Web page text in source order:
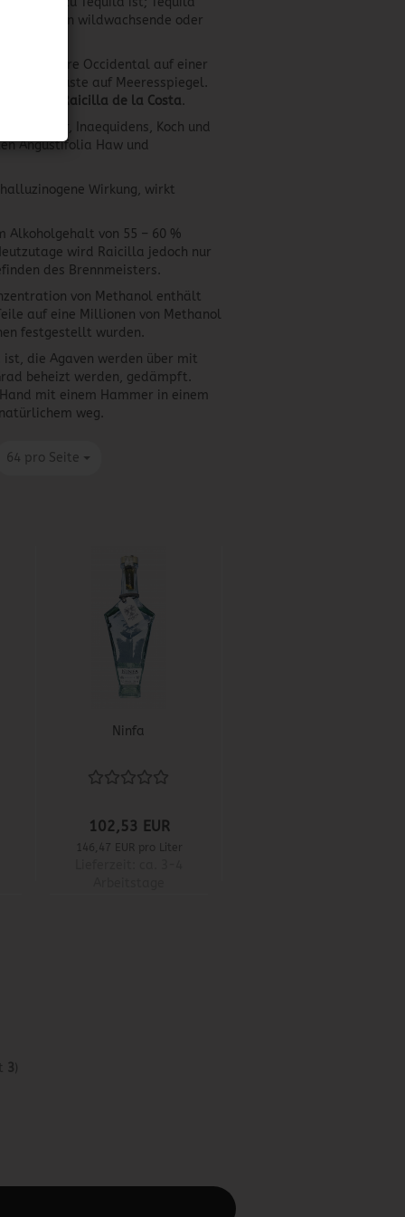
wildwachsende oder
Madre Occidental auf einer
Nordküste auf Meeresspiegel.
Raicilla de la Costa.
Baker, Inaequidens, Koch und
Angustifolia Haw und
Wirkung, wirkt
Alkoholgehalt von 55 – 60 %
wird Raicilla jedoch nur
des Brennmeisters.
von Methanol enthält
auf eine Millionen von Methanol
festgestellt wurden.
die Agaven werden über mit
beheizt werden, gedämpft.
mit einem Hammer in einem
weg.
64 pro Seite
pro Seite
Ninfa
102,53 EUR
146,47 EUR pro Liter
3 )